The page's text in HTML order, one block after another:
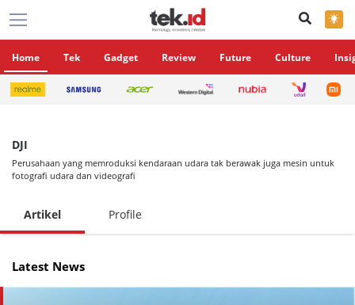
×
Home Tek Gadget Review Future Culture
DJI
Perusahaan yang memroduksi kendaraan udara tak berawak juga mesin untuk
fotografi udara dan videografi
Artikel Profile
Latest News